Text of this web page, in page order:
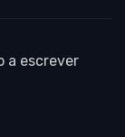
a escrever